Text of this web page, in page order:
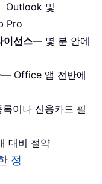
Outlook 및
Pro
이선스— 몇 분 안에
— Office 앱 전반에
이나 신용카드 필
대비 절약
정